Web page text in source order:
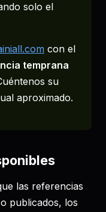
solo el
con el
temprana
su
aproximado.
las referencias
publicados, los